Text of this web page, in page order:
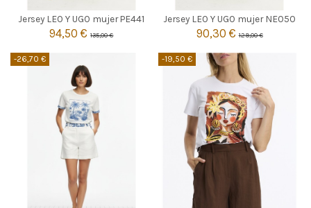
Jersey LEO Y UGO mujer PE441
94,50 €135,00 €
3
 Añadir al carrito
Jersey LEO Y UGO mujer NE050
90,30 €129,00 €
2

Añadir al carrito
-26,70 €
-19,50 €